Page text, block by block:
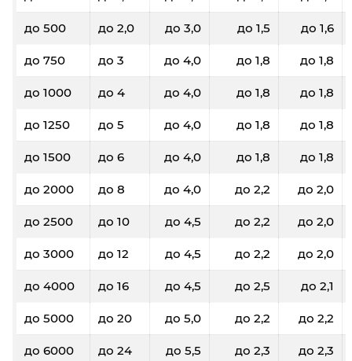
до 500 до 2,0 до 3,0 до 1,5 до 1,6
до 750 до 3 до 4,0 до 1,8 до 1,8
до 1000 до 4 до 4,0 до 1,8 до 1,8
до 1250 до 5 до 4,0 до 1,8 до 1,8
до 1500 до 6 до 4,0 до 1,8 до 1,8
до 2000 до 8 до 4,0 до 2,2 до 2,0
до 2500 до 10 до 4,5 до 2,2 до 2,0
до 3000 до 12 до 4,5 до 2,2 до 2,0
до 4000 до 16 до 4,5 до 2,5 до 2,1
до 5000 до 20 до 5,0 до 2,2 до 2,2
до 6000 до 24 до 5,5 до 2,3 до 2,3